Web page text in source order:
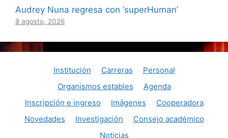
Audrey Nuna regresa con ‘superHuman’
8 agosto, 2026
Institución Carreras
Personal
Organismos estables
Agenda
Inscripción e ingreso
Imágenes
Cooperadora
Novedades
Investigación
Consejo académico
Noticias